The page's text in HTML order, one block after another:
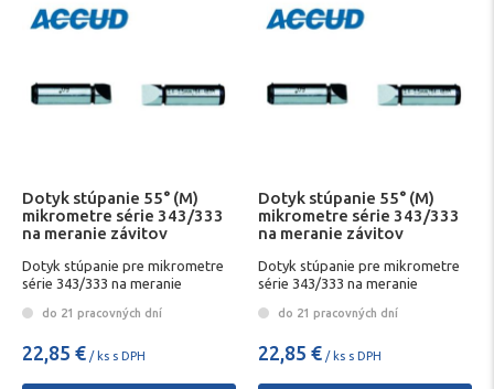
Dotyk stúpanie 55° (M)
mikrometre série 343/333
na meranie závitov
Dotyk stúpanie pre mikrometre
série 343/333 na meranie
do 21 pracovných dní
22,85 € / ks s DPH
Dotyk stúpanie 55° (M)
mikrometre série 343/333
na meranie závitov
Dotyk stúpanie pre mikrometre
série 343/333 na meranie
do 21 pracovných dní
22,85 € / ks s DPH